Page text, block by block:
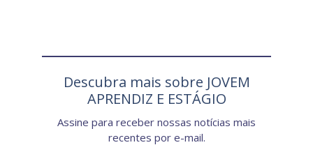
Descubra mais sobre JOVEM
APRENDIZ E ESTÁGIO
Assine para receber nossas notícias mais
recentes por e-mail.